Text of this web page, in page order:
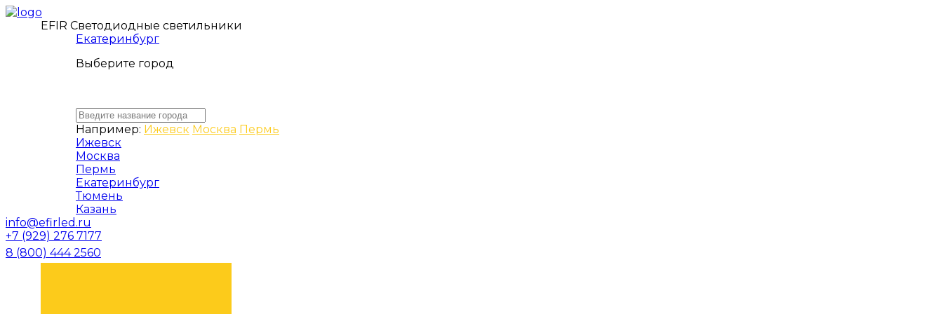
EFIR Светодиодные светильники
Екатеринбург
Выберите город
Например: Ижевск Москва Пермь
Ижевск
Москва
Пермь
Екатеринбург
Тюмень
Казань
info@efirled.ru
+7 (929) 276 7177
8 (800) 444 2560